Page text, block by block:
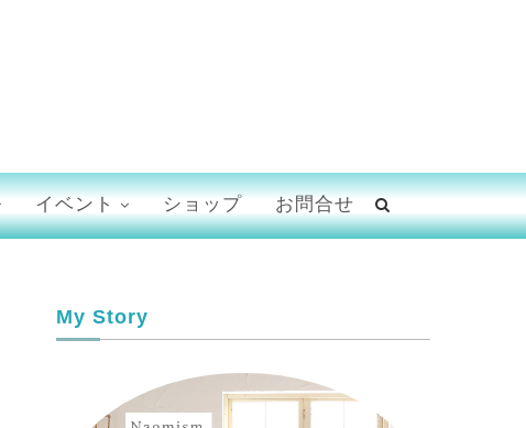
イベント ショップ お問合せ
My Story